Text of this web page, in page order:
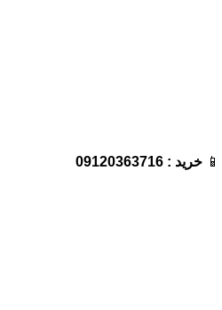
📱 خرید : 09120363716